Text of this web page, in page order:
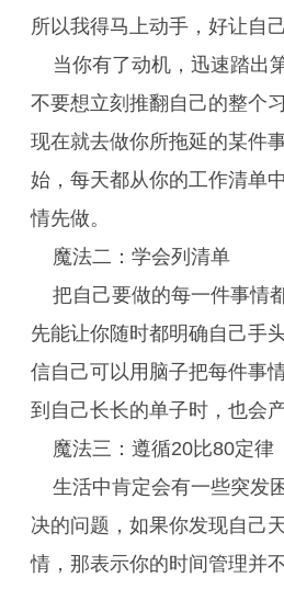
所以我得马上动手，好让自
当你有了动机，迅速踏出
不要想立刻推翻自己的整个
现在就去做你所拖延的某件
始，每天都从你的工作清单
情先做。
魔法二：学会列清单
把自己要做的每一件事情
先能让你随时都明确自己手
信自己可以用脑子把每件事
到自己长长的单子时，也会
魔法三：遵循20比80定律
生活中肯定会有一些突发
决的问题，如果你发现自己
情，那表示你的时间管理并